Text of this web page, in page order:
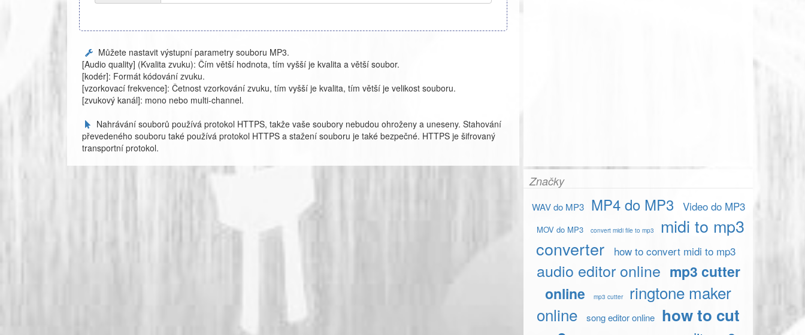
Můžete nastavit výstupní parametry souboru MP3.
[Audio quality] (Kvalita zvuku): Čím větší hodnota, tím vyšší je kvalita a větší soubor.
[kodér]: Formát kódování zvuku.
[vzorkovací frekvence]: Četnost vzorkování zvuku, tím vyšší je kvalita, tím větší je velikost souboru.
[zvukový kanál]: mono nebo multi-channel.
Nahrávání souborů používá protokol HTTPS, takže vaše soubory nebudou ohroženy a uneseny. Stahování
převedeného souboru také používá protokol HTTPS a stažení souboru je také bezpečné. HTTPS je šifrovaný
transportní protokol.
Značky
WAV do MP3 MP4 do MP3 Video do MP3
MOV do MP3 convert midi file to mp3
midi to mp3
converter
how to convert midi to mp3
audio editor online mp3 cutter
online
mp3 cutter
ringtone maker
online
song editor online
how to cut